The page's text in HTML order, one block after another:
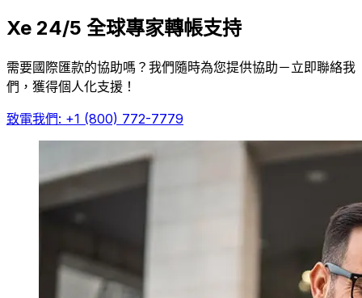
Xe 24/5 全球專家轉帳支持
需要國際匯款的協助嗎？我們隨時為您提供協助－立即聯絡我
們，獲得個人化支援！
致電我們: +1 (800) 772-7779